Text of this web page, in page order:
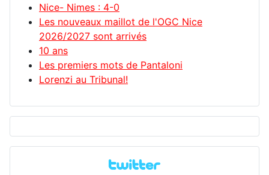
Nice- Nimes : 4-0
Les nouveaux maillot de l'OGC Nice
2026/2027 sont arrivés
10 ans
Les premiers mots de Pantaloni
Lorenzi au Tribunal!